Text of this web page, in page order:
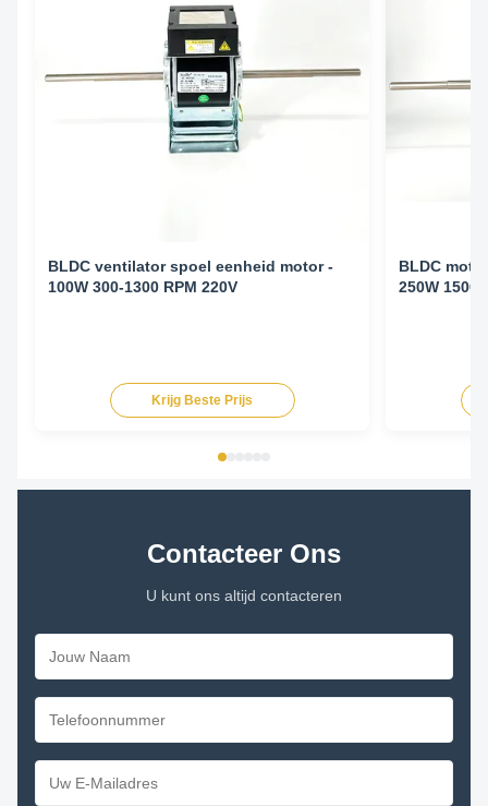
BLDC ventilator spoel eenheid motor -
100W 300-1300 RPM 220V
Krijg Beste Prijs
BLDC
250W 1500
Contacteer Ons
U kunt ons altijd contacteren